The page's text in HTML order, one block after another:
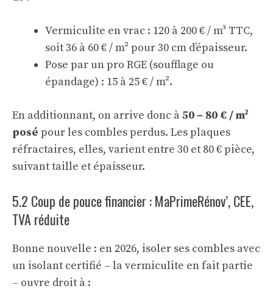
Vermiculite en vrac : 120 à 200 € / m³ TTC,
soit 36 à 60 € / m² pour 30 cm d’épaisseur.
Pose par un pro RGE (soufflage ou
épandage) : 15 à 25 € / m².
En additionnant, on arrive donc à50 – 80 € / m²
posé pour les combles perdus. Les plaques
réfractaires, elles, varient entre 30 et 80 € pièce,
suivant taille et épaisseur.
5.2 Coup de pouce financier : MaPrimeRénov’, CEE,
TVA réduite
Bonne nouvelle : en 2026, isoler ses combles avec
un isolant certifié – la vermiculite en fait partie
– ouvre droit à :